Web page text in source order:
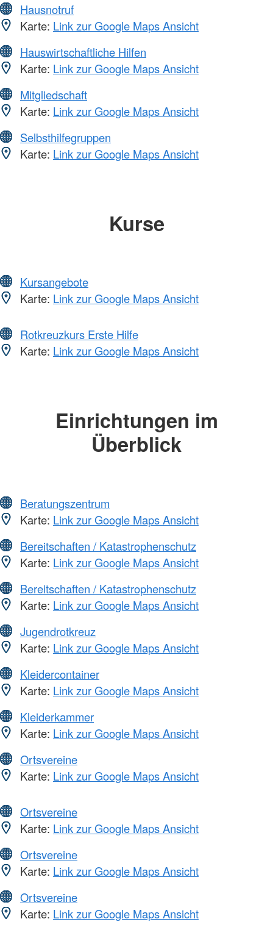
Hausnotruf
Karte: Link zur Google Maps Ansicht
Hauswirtschaftliche Hilfen
Karte: Link zur Google Maps Ansicht
Mitgliedschaft
Karte: Link zur Google Maps Ansicht
Selbsthilfegruppen
Karte: Link zur Google Maps Ansicht
Kurse
Kursangebote
Karte: Link zur Google Maps Ansicht
Rotkreuzkurs Erste Hilfe
Karte: Link zur Google Maps Ansicht
Einrichtungen im
Überblick
Beratungszentrum
Karte: Link zur Google Maps Ansicht
Bereitschaften / Katastrophenschutz
Karte: Link zur Google Maps Ansicht
Bereitschaften / Katastrophenschutz
Karte: Link zur Google Maps Ansicht
Jugendrotkreuz
Karte: Link zur Google Maps Ansicht
Kleidercontainer
Karte: Link zur Google Maps Ansicht
Kleiderkammer
Karte: Link zur Google Maps Ansicht
Ortsvereine
Karte: Link zur Google Maps Ansicht
Ortsvereine
Karte: Link zur Google Maps Ansicht
Ortsvereine
Karte: Link zur Google Maps Ansicht
Ortsvereine
Karte: Link zur Google Maps Ansicht